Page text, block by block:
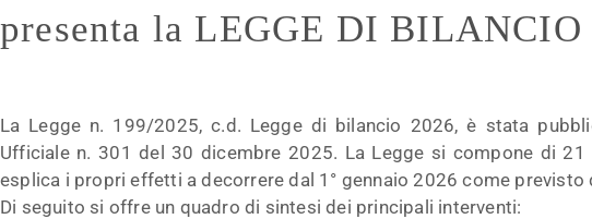
presenta la LEGGE DI BILANCIO
La Legge n. 199/2025, c.d. Legge di bilancio 2026, è stata
Ufficiale n. 301 del 30 dicembre 2025. La Legge si compone di
esplica i propri effetti a decorrere dal 1° gennaio 2026 come previsto
Di seguito si offre un quadro di sintesi dei principali interventi: